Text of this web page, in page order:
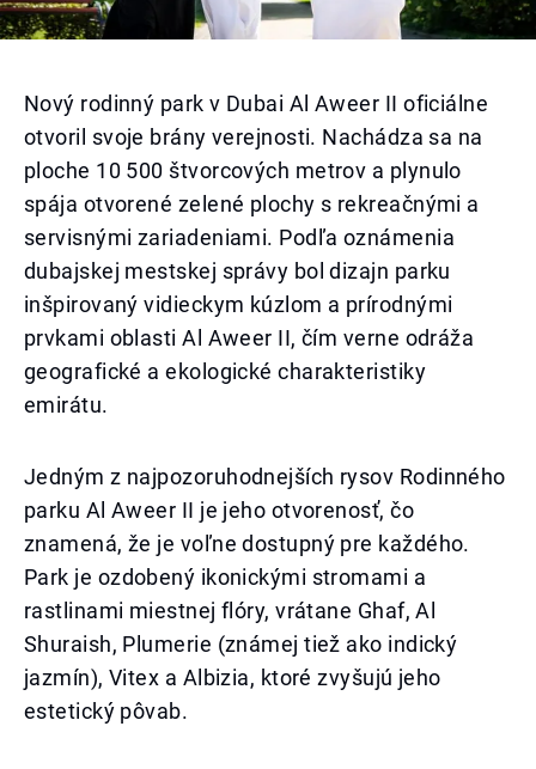
Nový rodinný park v Dubai Al Aweer II oficiálne
otvoril svoje brány verejnosti. Nachádza sa na
ploche 10 500 štvorcových metrov a plynulo
spája otvorené zelené plochy s rekreačnými a
servisnými zariadeniami. Podľa oznámenia
dubajskej mestskej správy bol dizajn parku
inšpirovaný vidieckym kúzlom a prírodnými
prvkami oblasti Al Aweer II, čím verne odráža
geografické a ekologické charakteristiky
emirátu.
Jedným z najpozoruhodnejších rysov Rodinného
parku Al Aweer II je jeho otvorenosť, čo
znamená, že je voľne dostupný pre každého.
Park je ozdobený ikonickými stromami a
rastlinami miestnej flóry, vrátane Ghaf, Al
Shuraish, Plumerie (známej tiež ako indický
jazmín), Vitex a Albizia, ktoré zvyšujú jeho
estetický pôvab.